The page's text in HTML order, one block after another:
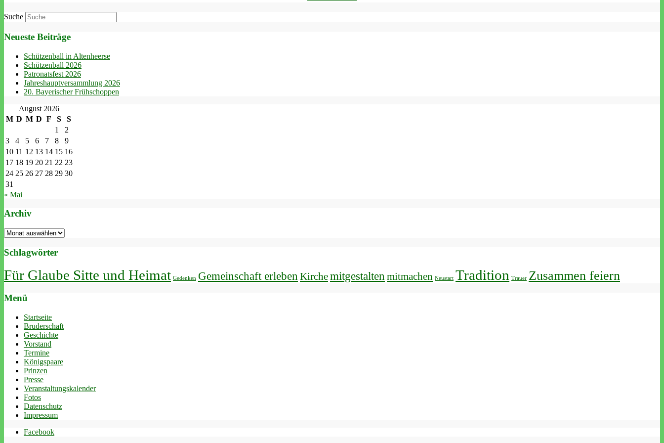
Suche
Neueste Beiträge
Schützenball in Altenheerse
Schützenball 2026
Patronatsfest 2026
Jahreshauptversammlung 2026
20. Bayerischer Frühschoppen
August 2026
M D M D F S
S
1
2
3
4 5 6 7 8
9
10 11 12 13 14 15 16
17 18 19 20 21 22 23
24 25 26 27 28 29 30
31
« Mai
Archiv
Archiv
Schlagwörter
Für Glaube Sitte und Heimat Gedenken Gemeinschaft erleben Kirchemitgestalten mitmachen Neustart Tradition Trauer Zusammen feiern
Menü
Startseite
Bruderschaft
Geschichte
Vorstand
Termine
Königspaare
Prinzen
Presse
Veranstaltungskalender
Fotos
Datenschutz
Impressum
Facebook